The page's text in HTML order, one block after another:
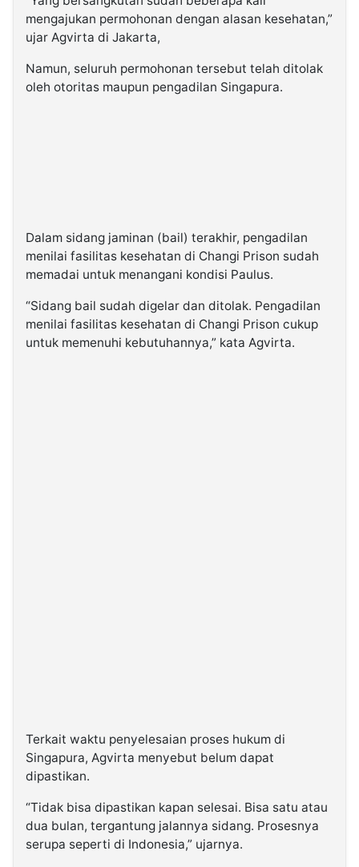
mengajukan permohonan dengan alasan kesehatan,”
ujar Agvirta di Jakarta,
Namun, seluruh permohonan tersebut telah ditolak
oleh otoritas maupun pengadilan Singapura.
Dalam sidang jaminan (bail) terakhir, pengadilan
menilai fasilitas kesehatan di Changi Prison sudah
memadai untuk menangani kondisi Paulus.
“Sidang bail sudah digelar dan ditolak. Pengadilan
menilai fasilitas kesehatan di Changi Prison cukup
untuk memenuhi kebutuhannya,” kata Agvirta.
Terkait waktu penyelesaian proses hukum di
Singapura, Agvirta menyebut belum dapat
dipastikan.
“Tidak bisa dipastikan kapan selesai. Bisa satu atau
dua bulan, tergantung jalannya sidang. Prosesnya
serupa seperti di Indonesia,” ujarnya.